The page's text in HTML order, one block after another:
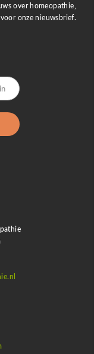
over homeopathie,
onze nieuwsbrief.